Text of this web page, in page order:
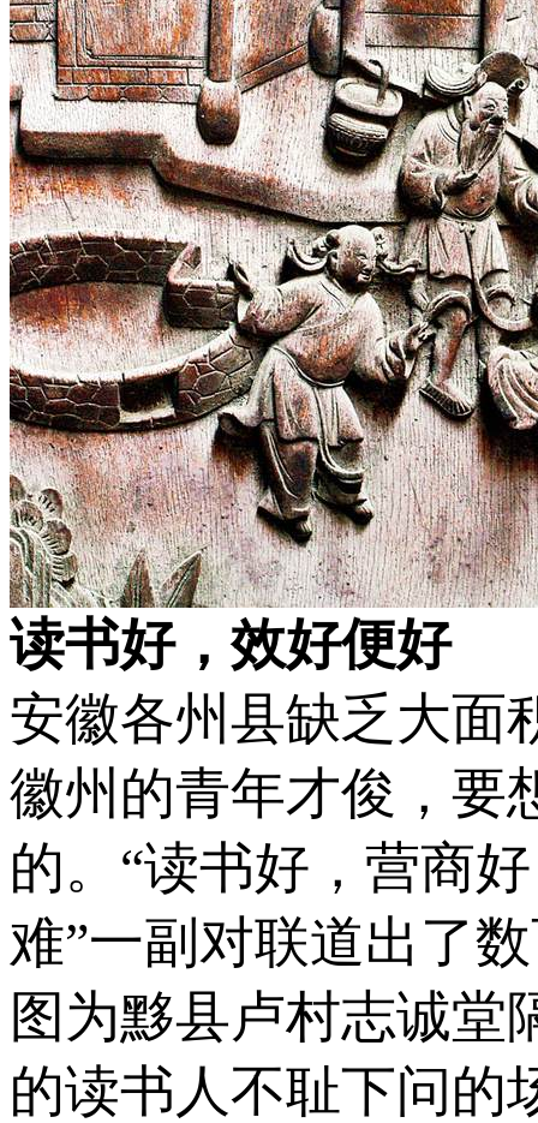
读书好，效好便好
安徽各州县缺乏大面
徽州的青年才俊，要
的。“读书好，营商
难”一副对联道出了
图为黟县卢村志诚堂
的读书人不耻下问的